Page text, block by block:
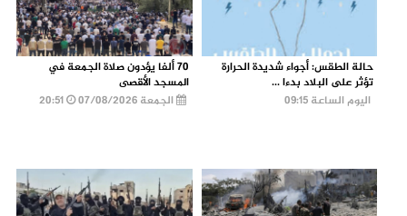
حالة الطقس: أجواء شديدة الحرارة
تؤثر على البلاد بدءا ...
اليوم الساعة 09:15
70 ألفا يؤدون صلاة الجمعة في
المسجد الأقصى
الجمعة 07/08/2026
20:51